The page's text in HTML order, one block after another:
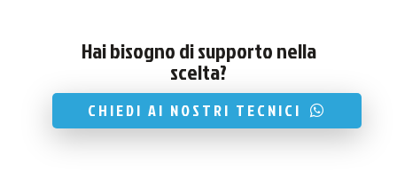
Hai bisogno di supporto nella
scelta?
CHIEDI AI NOSTRI TECNICI